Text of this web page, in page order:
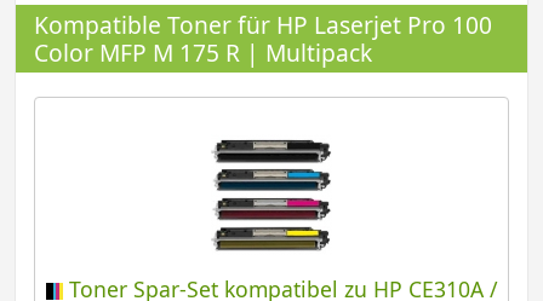
Kompatible Toner für HP Laserjet Pro 100
Color MFP M 175 R | Multipack
Toner Spar-Set kompatibel zu HP CE310A /